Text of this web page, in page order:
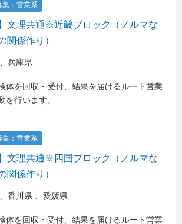
集：営業系
文理共通※近畿ブロック（ノルマな
関係作り）
兵庫県
体を回収・受付、結果を届けるルート営業
を行います。
集：営業系
文理共通※四国ブロック（ノルマな
関係作り）
香川県 愛媛県
体を回収・受付、結果を届けるルート営業